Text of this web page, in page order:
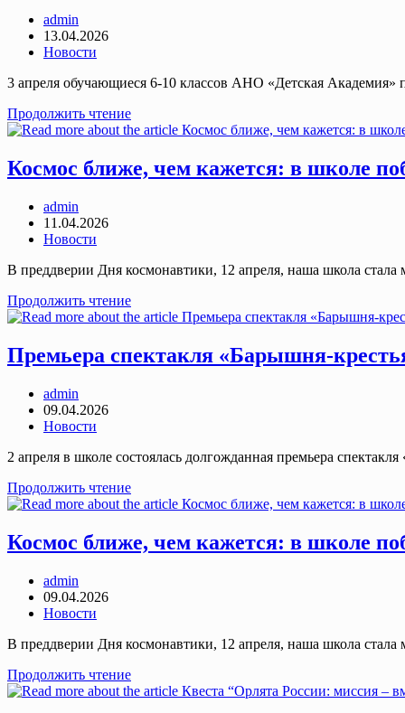
Post
author:
admin
Запись
опубликована:
13.04.2026
Post
Новости
3 апреля обучающиеся 6-10 классов АНО «Детская Академия»
Продолжить чтениеЭкскурсия
в
Кунсткамера»
Космос ближе, чем кажется: в школе
Post
author:
admin
Запись
опубликована:
11.04.2026
Post
Новости
В преддверии Дня космонавтики, 12 апреля, наша школа стала
Продолжить чтениеКосмос
ближе,
в
Премьера спектакля «Барышня-
Post
author:
admin
Запись
опубликована:
09.04.2026
Post
Новости
2 апреля в школе состоялась долгожданная премьера
Продолжить чтениеПремьера
спектакля
Космос ближе, чем кажется: в школе
Post
author:
admin
Запись
опубликована:
09.04.2026
Post
Новости
В преддверии Дня космонавтики, 12 апреля, наша школа стала
Продолжить чтениеКосмос
ближе,